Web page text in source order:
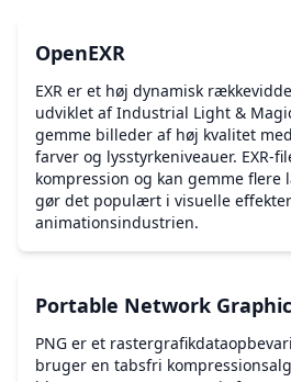
OpenEXR
EXR er et høj dynamisk
udviklet af Industrial Light &
gemme billeder af høj kvalitet
farver og lysstyrkeniveauer. EXR-
kompression og kan gemme flere
gør det populært i visuelle
animationsindustrien.
Portable Network Graphic
PNG er et
bruger en tabsfri